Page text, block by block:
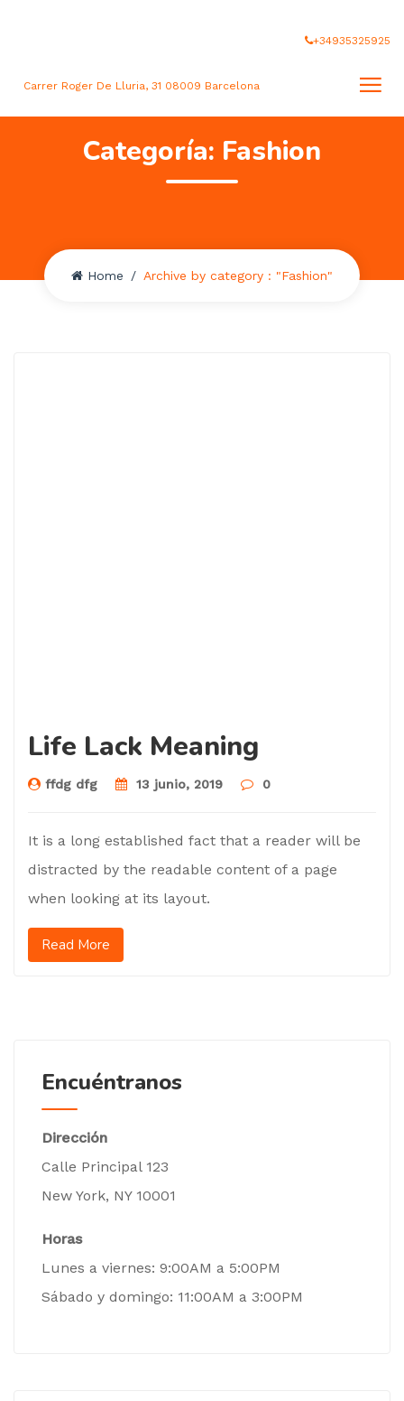
+34935325925
Carrer Roger De Lluria, 31 08009 Barcelona
Categoría: Fashion
Home Archive by category : "Fashion"
Life Lack Meaning
ffdg dfg 13 junio, 2019 0
It is a long established fact that a reader will be
distracted by the readable content of a page
when looking at its layout.
Read More
Encuéntranos
Dirección
Calle Principal 123
New York, NY 10001
Horas
Lunes a viernes: 9:00AM a 5:00PM
Sábado y domingo: 11:00AM a 3:00PM